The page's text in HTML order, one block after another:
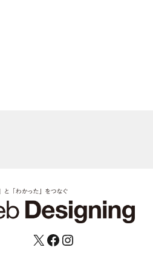
X Facebook Instagram